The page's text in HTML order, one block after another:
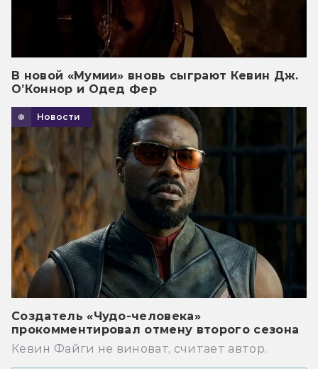
В новой «Мумии» вновь сыграют Кевин Дж.
О’Коннор и Одед Фер
Новости
Создатель «Чудо-человека»
прокомментировал отмену второго сезона
Кевин Файги не виноват, считает автор.